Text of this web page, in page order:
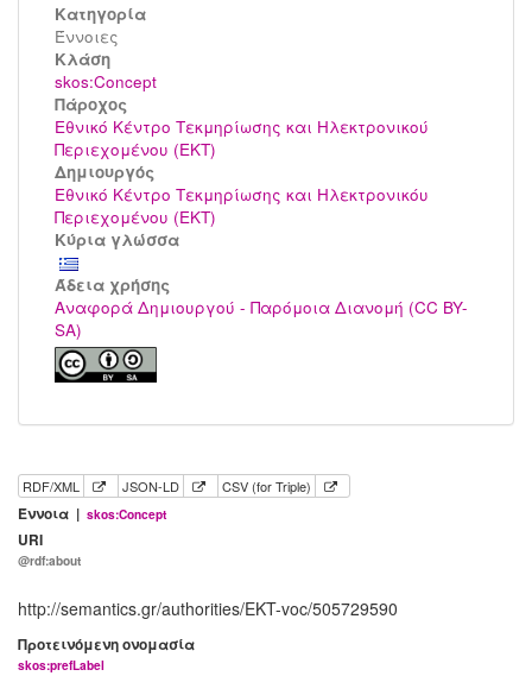
Κατηγορία
Έννοιες
Kλάση
skos:Concept
Πάροχος
Εθνικό Κέντρο Τεκμηρίωσης και Ηλεκτρονικού
Περιεχομένου (ΕΚΤ)
Δημιουργός
Εθνικό Κέντρο Τεκμηρίωσης και Ηλεκτρονικόυ
Περιεχομένου (ΕΚΤ)
Κύρια γλώσσα
Άδεια χρήσης
Αναφορά Δημιουργού - Παρόμοια Διανομή (CC BY-
SA)
RDF/XML JSON-LD CSV (for Triple)
Έννοια | skos:Concept
URI
@rdf:about
http://semantics.gr/authorities/EKT-voc/505729590
Προτεινόμενη ονομασία
skos:prefLabel